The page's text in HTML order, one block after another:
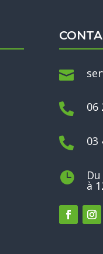

 06
 03

à